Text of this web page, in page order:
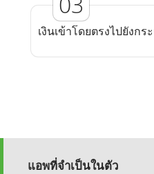
เงินเข้าโดยตรงไปยังก
แอพที่จำเป็นในตัว